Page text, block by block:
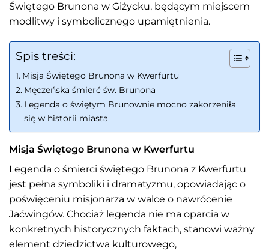
Świętego Brunona w Giżycku, będącym miejscem
modlitwy i symbolicznego upamiętnienia.
Spis treści:
Misja Świętego Brunona w Kwerfurtu
Męczeńska śmierć św. Brunona
Legenda o świętym Brunownie mocno zakorzeniła
się w historii miasta
Misja Świętego Brunona w Kwerfurtu
Legenda o śmierci świętego Brunona z Kwerfurtu
jest pełna symboliki i dramatyzmu, opowiadając o
poświęceniu misjonarza w walce o nawrócenie
Jaćwingów. Chociaż legenda nie ma oparcia w
konkretnych historycznych faktach, stanowi ważny
element dziedzictwa kulturowego,